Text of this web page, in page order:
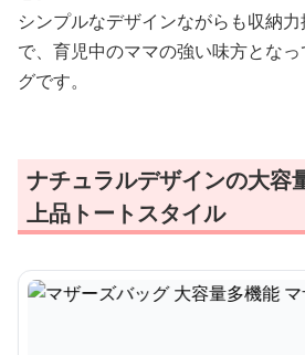
シンプルなデザインながらも収納
で、育児中のママの強い味方とな
グです。
ナチュラルデザインの大容
上品トートスタイル